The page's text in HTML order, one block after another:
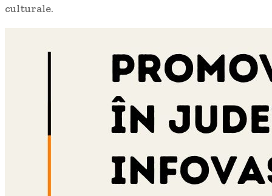
culturale.